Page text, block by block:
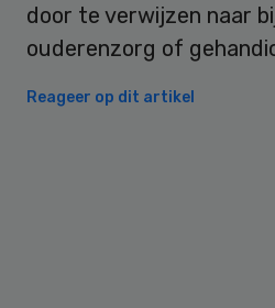
door te verwijzen naar
ouderenzorg of
Reageer op dit artikel